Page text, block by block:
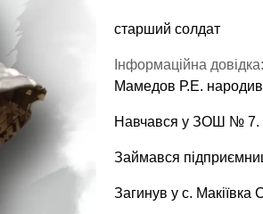
старший солдат
Інформаційна довідка:
Мамедов Р.Е.
Навчався у ЗОШ № 7.
Займався
Загинув у с. Макіївка